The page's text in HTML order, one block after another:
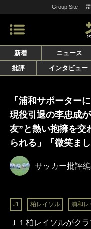
Group Site
新着 ニュース
批評
インタビュー
「浦和サポーター
現役引退の李忠成
友”と熱い抱擁を交
られる」「微笑ま
サッカー批評
J1 柏レイソル 浦和レ
Ｊ１柏レイソルがク